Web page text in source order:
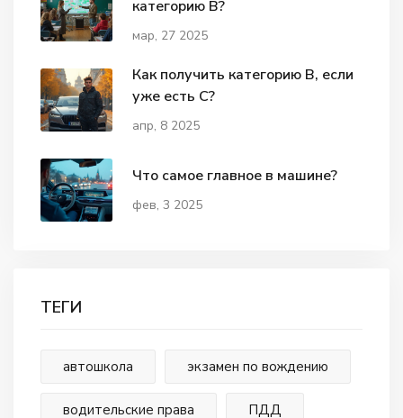
категорию B?
мар, 27 2025
Как получить категорию B, если
уже есть C?
апр, 8 2025
Что самое главное в машине?
фев, 3 2025
ТЕГИ
автошкола экзамен по вождению
водительские права ПДД